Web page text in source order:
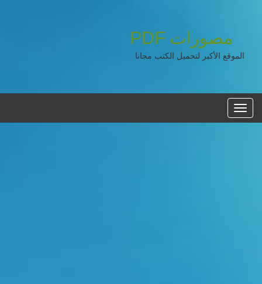
مصورات PDF
الموقع الأكبر لتحميل الكتب مجانا
القائمه
الرئيسية